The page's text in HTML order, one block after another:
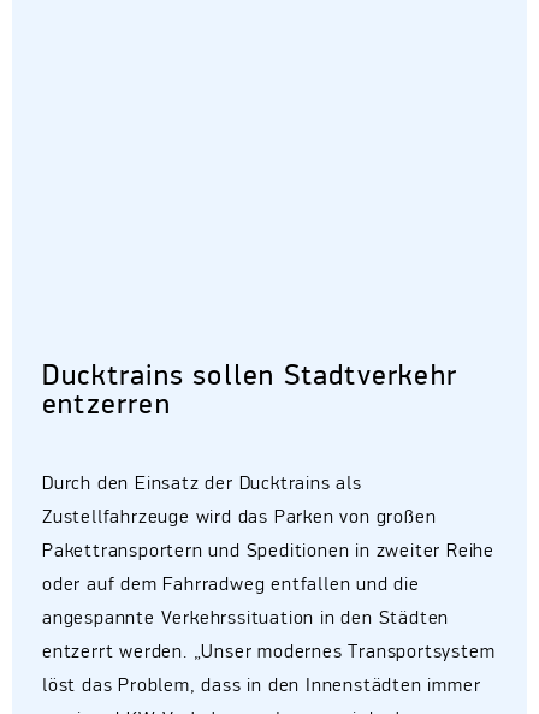
Ducktrains sollen Stadtverkehr
entzerren
Durch den Einsatz der Ducktrains als
Zustellfahrzeuge wird das Parken von großen
Pakettransportern und Speditionen in zweiter Reihe
oder auf dem Fahrradweg entfallen und die
angespannte Verkehrssituation in den Städten
entzerrt werden. „Unser modernes Transportsystem
löst das Problem, dass in den Innenstädten immer